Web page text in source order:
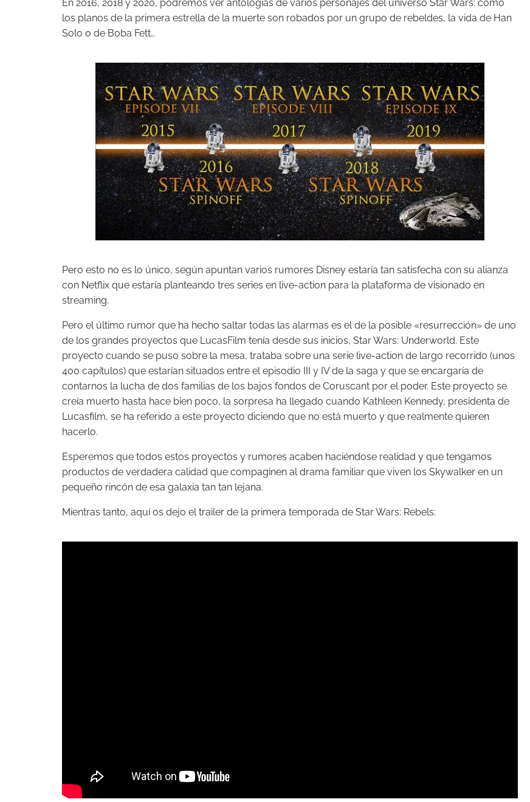
En 2016, 2018 y 2020, podremos ver antologías de varios personajes del universo Star Wars: como
los planos de la primera estrella de la muerte son robados por un grupo de rebeldes, la vida de Han
Solo o de Boba Fett…
Pero esto no es lo único, según apuntan varios rumores Disney estaría tan satisfecha con su alianza
con Netflix que estaría planteando tres series en live-action para la plataforma de visionado en
streaming.
Pero el último rumor que ha hecho saltar todas las alarmas es el de la posible «resurrección» de uno
de los grandes proyectos que LucasFilm tenía desde sus inicios, Star Wars: Underworld. Este
proyecto cuando se puso sobre la mesa, trataba sobre una serie live-action de largo recorrido (unos
400 capítulos) que estarían situados entre el episodio III y IV de la saga y que se encargaría de
contarnos la lucha de dos familias de los bajos fondos de Coruscant por el poder. Este proyecto se
creía muerto hasta hace bien poco, la sorpresa ha llegado cuando Kathleen Kennedy, presidenta de
Lucasfilm, se ha referido a este proyecto diciendo que no está muerto y que realmente quieren
hacerlo.
Esperemos que todos estos proyectos y rumores acaben haciéndose realidad y que tengamos
productos de verdadera calidad que compaginen al drama familiar que viven los Skywalker en un
pequeño rincón de esa galaxia tan tan lejana.
Mientras tanto, aquí os dejo el trailer de la primera temporada de Star Wars: Rebels: